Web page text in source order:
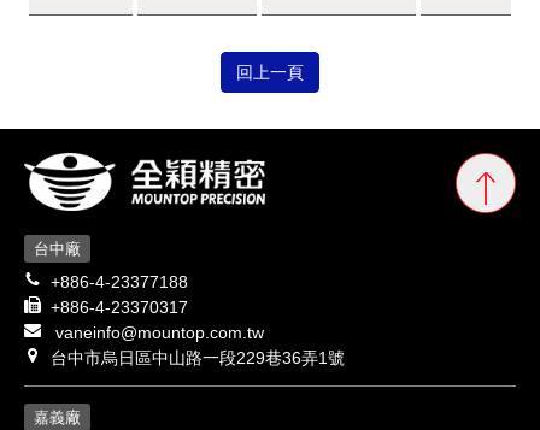
回上一頁
台中廠
+886-4-23377188
+886-4-23370317
vaneinfo@mountop.com.tw
台中市烏日區中山路一段229巷36弄1號
嘉義廠